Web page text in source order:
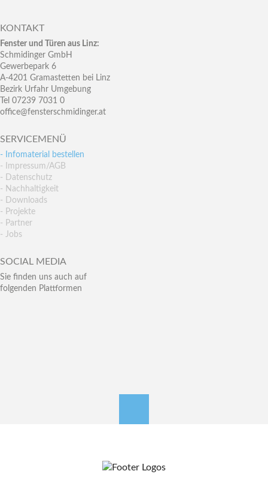
KONTAKT
Fenster und Türen aus Linz:
Schmidinger GmbH
Gewerbepark 6
A-4201 Gramastetten bei Linz
Bezirk Urfahr Umgebung
Tel 07239 7031 0
office@fensterschmidinger.at
SERVICEMENÜ
- Infomaterial bestellen
- Impressum/AGB
- Datenschutz
- Nachhaltigkeit
- Downloads
- Projekte
- Partner
- Jobs
SOCIAL MEDIA
Sie finden uns auch auf
folgenden Plattformen